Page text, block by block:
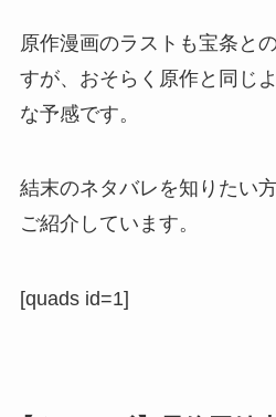
原作漫画のラストも宝条と
すが、おそらく原作と同じ
な予感です。
結末のネタバレを知りたい
ご紹介しています。
[quads id=1]